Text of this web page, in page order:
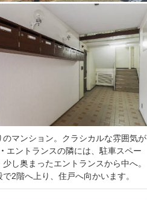
マンション。クラシカルな雰囲気が
エントランスの隣には、駐車スペー
少し奥まったエントランスから中へ。
2階へ上り、住戸へ向かいます。